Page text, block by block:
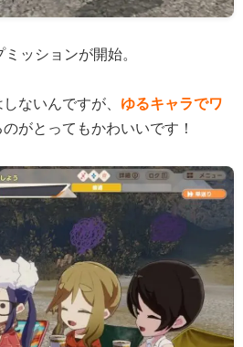
ッションが開始。
ないんですが、 ゆるキャラでワ
がとってもかわいいです！